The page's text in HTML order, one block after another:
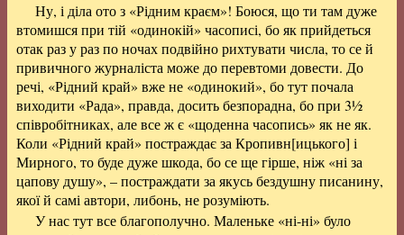
Ну, і діла ото з «Рідним краєм»! Боюся, що ти там дуже
втомишся при тій «одинокій» часописі, бо як прийдеться
отак раз у раз по ночах подвійно рихтувати числа, то се й
привичного журналіста може до перевтоми довести. До
речі, «Рідний край» вже не «одинокий», бо тут почала
виходити «Рада», правда, досить безпорадна, бо при 3½
співробітниках, але все ж є «щоденна часопись» як не як.
Коли «Рідний край» постраждає за Кропивн[ицького] і
Мирного, то буде дуже шкода, бо се ще гірше, ніж «ні за
цапову душу», – постраждати за якусь бездушну писанину,
якої й самі автори, либонь, не розуміють.
У нас тут все благополучно. Маленьке «ні-ні» було